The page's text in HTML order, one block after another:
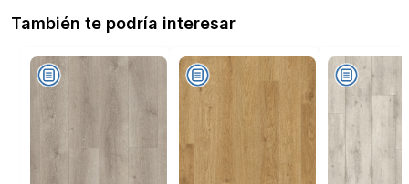
También te podría interesar